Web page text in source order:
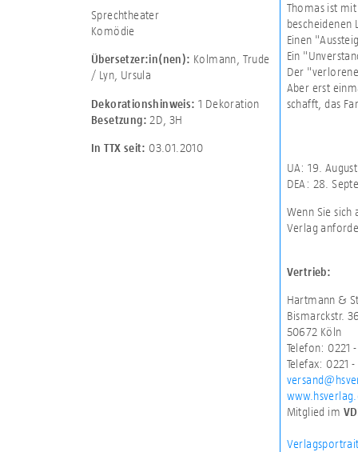
Sprechtheater
Komödie
Übersetzer:in(nen): Kolmann, Trude
/ Lyn, Ursula
Dekorationshinweis: 1 Dekoration
Besetzung: 2D 3H
In TTX seit: 03.01.2010
Thomas ist
bescheidenen
Einen
Ein
Der
Aber erst
schafft, das
UA: 19.
DEA: 28.
Wenn Sie sich
Verlag
Vertrieb:
Hartmann &
Bismarckstr.
50672 Köln
Telefon: 0221
Telefax: 0221
Mitglied im